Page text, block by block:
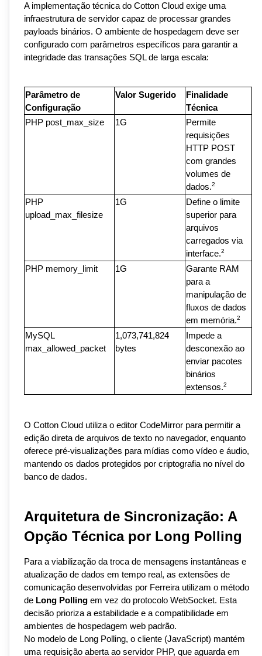
A implementação técnica do Cotton Cloud exige uma
infraestrutura de servidor capaz de processar grandes
payloads binários. O ambiente de hospedagem deve ser
configurado com parâmetros específicos para garantir a
integridade das transações SQL de larga escala:
Parâmetro de
Configuração
Valor Sugerido
Finalidade
Técnica
PHP post_max_size
1G
Permite
requisições
HTTP POST
com grandes
volumes de
dados.2
PHP
upload_max_filesize
1G
Define o limite
superior para
arquivos
carregados via
interface.2
PHP memory_limit 1G
Garante RAM
para a
manipulação de
fluxos de dados
em memória.2
MySQL
max_allowed_packet
1,073,741,824
bytes
Impede a
desconexão ao
enviar pacotes
binários
extensos.2
O Cotton Cloud utiliza o editor CodeMirror para permitir a
edição direta de arquivos de texto no navegador, enquanto
oferece pré-visualizações para mídias como vídeo e áudio,
mantendo os dados protegidos por criptografia no nível do
banco de dados.
Arquitetura de Sincronização: A
Opção Técnica por Long Polling
Para a viabilização da troca de mensagens instantâneas e
atualização de dados em tempo real, as extensões de
comunicação desenvolvidas por Ferreira utilizam o método
de Long Polling em vez do protocolo WebSocket. Esta
decisão prioriza a estabilidade e a compatibilidade em
ambientes de hospedagem web padrão.
No modelo de Long Polling, o cliente (JavaScript) mantém
uma requisição aberta ao servidor PHP, que aguarda em